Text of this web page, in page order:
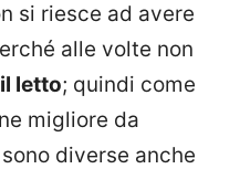
si riesce ad avere
alle volte non
letto; quindi come
migliore da
diverse anche